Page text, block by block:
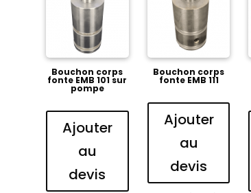
Bouchon corps
fonte EMB 101 sur
pompe
Ajouter
au
devis
Bouchon corps
fonte EMB 111
Ajouter
au
devis